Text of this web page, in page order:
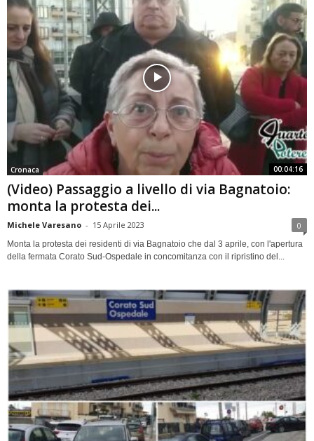
00:04:16
Cronaca
(Video) Passaggio a livello di via Bagnatoio:
monta la protesta dei...
Michele Varesano - 15 Aprile 2023 0
Monta la protesta dei residenti di via Bagnatoio che dal 3 aprile, con l'apertura
della fermata Corato Sud-Ospedale in concomitanza con il ripristino del...